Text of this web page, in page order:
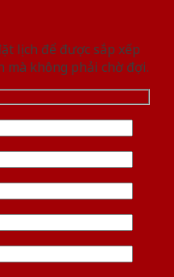
lịch để được sắp xếp
mà không phải chờ đợi.